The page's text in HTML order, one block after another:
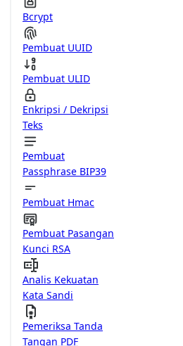
Bcrypt
Pembuat UUID
Pembuat ULID
Enkripsi / Dekripsi
Teks
Pembuat
Passphrase BIP39
Pembuat Hmac
Pembuat Pasangan
Kunci RSA
Analis Kekuatan
Kata Sandi
Pemeriksa Tanda
Tangan PDF